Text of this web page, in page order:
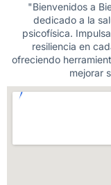
"Bienvenidos a
dedicado a la
psicofísica.
resiliencia en
ofreciendo
mejorar